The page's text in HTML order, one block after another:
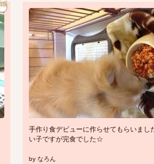
手作り食デビューに作らせてもらいまし
い子ですが完食でした☆
by なろん